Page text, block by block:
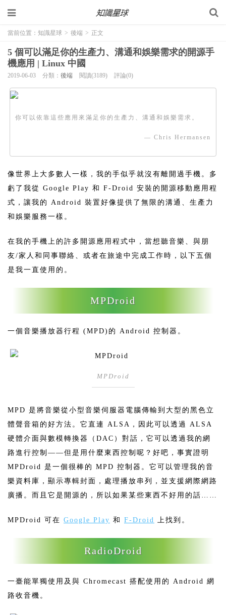
當前位置： 知識星球 > 後端 > 正文
5 個可以滿足你的生產力、溝通和娛樂需求的開源手
機應用 | Linux 中國
2019-06-03 分類： 後端 閱讀(3189) 評論(0)
你可以依靠這些應用來滿足你的生產力、溝通和娛樂需求。
— Chris Hermansen
像世界上大多數人一樣，我的手似乎就沒有離開過手機。多
虧了我從 Google Play 和 F-Droid 安裝的開源移動應用程
式，讓我的 Android 裝置好像提供了無限的溝通、生產力
和娛樂服務一樣。
在我的手機上的許多開源應用程式中，當想聽音樂、與朋
友/家人和同事聯絡、或者在旅途中完成工作時，以下五個
是我一直使用的。
MPDroid
一個音樂播放器行程 (MPD)的 Android 控制器。
MPDroid
MPD 是將音樂從小型音樂伺服器電腦傳輸到大型的黑色立
體聲音箱的好方法。它直連 ALSA，因此可以透過 ALSA
硬體介面與數模轉換器（DAC）對話，它可以透過我的網
路進行控制——但是用什麼東西控制呢？好吧，事實證明
MPDroid 是一個很棒的 MPD 控制器。它可以管理我的音
樂資料庫，顯示專輯封面，處理播放串列，並支援網際網路
廣播。而且它是開源的，所以如果某些東西不好用的話……
MPDroid 可在 Google Play 和 F-Droid 上找到。
RadioDroid
一臺能單獨使用及與 Chromecast 搭配使用的 Android 網
路收音機。